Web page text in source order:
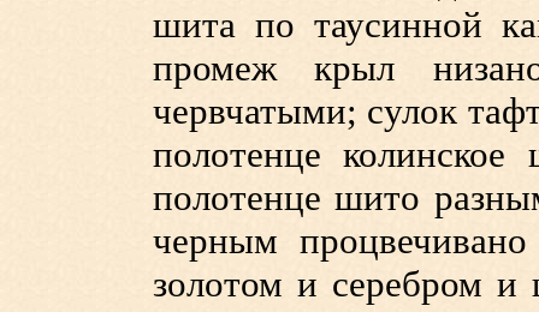
шита по таусинной
промеж крыл
червчатыми; сулок
полотенце
полотенце шито
черным
золотом и серебром и